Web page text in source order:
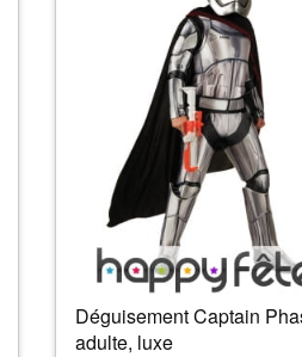
Déguisement Captain
adulte, luxe